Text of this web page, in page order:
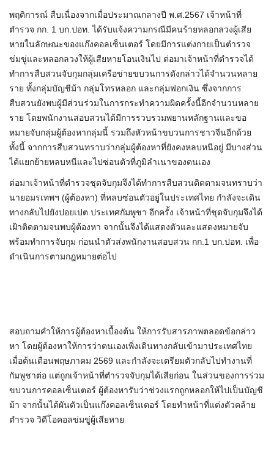
พฤติการณ์ สืบเนื่องจากเมื่อประมาณกลางปี พ.ศ.2567 เจ้าหน้าที่
ตำรวจ กก. 1 บก.ปอท. ได้รับแจ้งความกรณีมีคนร้ายหลอกลวงผู้เสีย
หายในลักษณะของแก๊งคอลเซ็นเตอร์ โดยมีการแต่งกายเป็นตำรวจ
ข่มขู่และหลอกลวงให้ผู้เสียหายโอนเงินไป ต่อมาเจ้าหน้าที่ตำรวจได้
ทำการสืบสวนจับกุมกลุ่มเครือข่ายขบวนการดังกล่าวได้จำนวนหลาย
ราย ทั้งกลุ่มบัญชีม้า กลุ่มโทรหลอก และกลุ่มฟอกเงิน ซึ่งจากการ
สืบสวนยังพบผู้มีส่วนร่วมในการกระทำความผิดครั้งนี้อีกจำนวนหลาย
ราย โดยพนักงานสอบสวนได้มีการรวบรวมพยานหลักฐานและขอ
หมายจับกลุ่มผู้ต้องหากลุ่มนี้ รวมถึงหัวหน้าขบวนการชาวจีนอีกด้วย
ทั้งนี้ จากการสืบสวนทราบว่ากลุ่มผู้ต้องหาที่ยังคงหลบหนีอยู่ มีบางส่วน
ได้แยกย้ายหลบหนีและไปซ่อนตัวที่ภูมิลำเนาของตนเอง
ต่อมาเจ้าหน้าที่ตำรวจชุดจับกุมจึงได้ทำการสืบสวนติดตามจนทราบว่า
นายอมรเทพฯ (ผู้ต้องหา) ที่หลบซ่อนตัวอยู่ในประเทศไทย กำลังจะเดิน
ทางกลับไปยังปอยเปต ประเทศกัมพูชา อีกครั้ง เจ้าหน้าที่ชุดจับกุมจึงได้
เฝ้าติดตามจนพบผู้ต้องหา จากนั้นจึงได้แสดงตัวและแสดงหมายจับ
พร้อมทำการจับกุม ก่อนนำตัวส่งพนักงานสอบสวน กก.1 บก.ปอท. เพื่อ
ดำเนินการตามกฎหมายต่อไป
สอบถามคำให้การผู้ต้องหาเบื้องต้น ให้การรับสารภาพตลอดข้อกล่าว
หา โดยผู้ต้องหาให้การว่าตนเองเพิ่งเดินทางกลับเข้ามาประเทศไทย
เมื่อต้นเดือนพฤษภาคม 2569 และกำลังจะเตรียมตัวกลับไปทำงานที่
กัมพูชาต่อ แต่ถูกเจ้าหน้าที่ตำรวจจับกุมได้เสียก่อน ในส่วนของการร่วม
ขบวนการคอลเซ็นเตอร์ ผู้ต้องหารับว่าช่วงแรกถูกหลอกให้ไปเป็นบัญชี
ม้า จากนั้นได้ผันตัวเป็นแก๊งคอลเซ็นเตอร์ โดยทำหน้าที่แต่งตัวคล้าย
ตำรวจ วิดีโอคอลข่มขู่ผู้เสียหาย